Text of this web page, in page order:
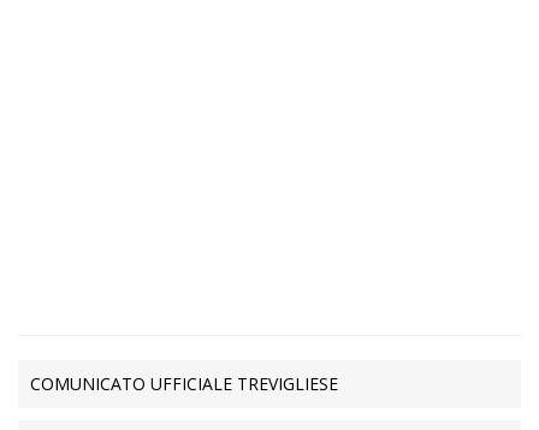
COMUNICATO UFFICIALE TREVIGLIESE